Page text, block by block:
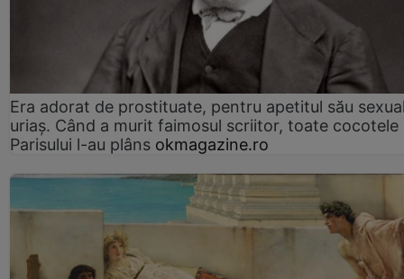
Era adorat de prostituate, pentru apetitul său
uriaș. Când a murit faimosul scriitor, toate cocotele
Parisului l-au plâns okmagazine.ro